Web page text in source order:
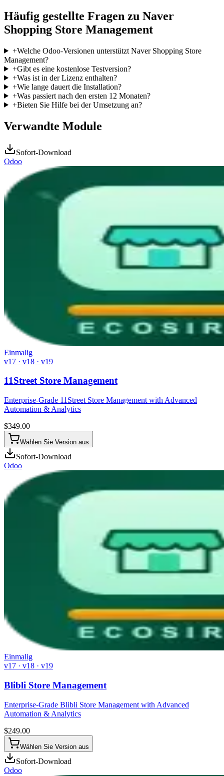
Häufig gestellte Fragen zu Naver
Shopping Store Management
+Welche Odoo-Versionen unterstützt Naver Shopping Store
Management?
+Gibt es eine kostenlose Testversion?
+Was ist in der Lizenz enthalten?
+Wie lange dauert die Installation?
+Was passiert nach den ersten 12 Monaten?
+Bieten Sie Hilfe bei der Umsetzung an?
Verwandte Module
Sofort-Download
Odoo
Einmalig
v17 · v18 · v19
11Street Store Management
Enterprise-Grade 11Street Store Management with Advanced
Automation & Analytics
$349.00
Wählen Sie Version aus
Sofort-Download
Odoo
Einmalig
v17 · v18 · v19
Blibli Store Management
Enterprise-Grade Blibli Store Management with Advanced
Automation & Analytics
$249.00
Wählen Sie Version aus
Sofort-Download
Odoo